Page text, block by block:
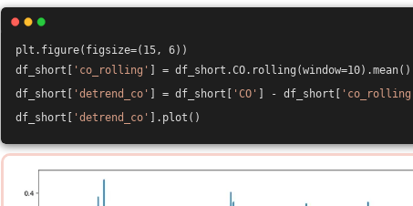
plt.figure(figsize=(15, 6))
df_short[ 'co_rolling' ] =
df_short[ 'detrend_co' ] = df_short[ 'CO' ] - df_short[
df_short[ 'detrend_co' ].plot()